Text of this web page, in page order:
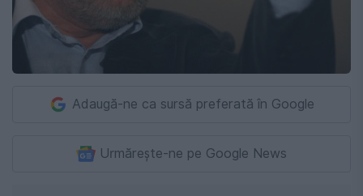
Adaugă-ne ca sursă preferată în Google
Urmărește-ne pe Google News